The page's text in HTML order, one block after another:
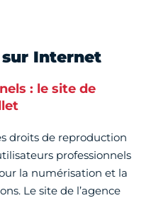
Internet
: le site de
droits de reproduction
professionnels
la numérisation et la
Le site de l’agence